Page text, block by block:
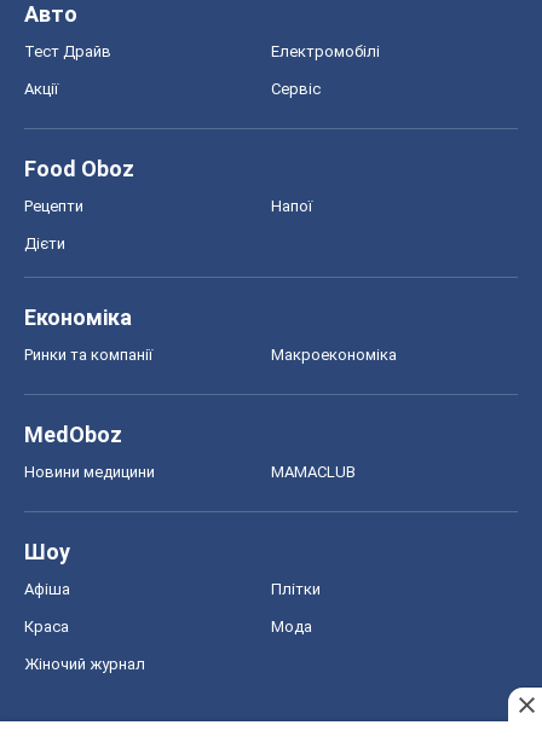
Авто
Тест Драйв Електромобілі
Акції Сервіс
Food Oboz
Рецепти Напої
Дієти
Економіка
Ринки та компанії Макроекономіка
MedOboz
Новини медицини MAMACLUB
Шоу
Афіша Плітки
Краса Мода
Жіночий журнал